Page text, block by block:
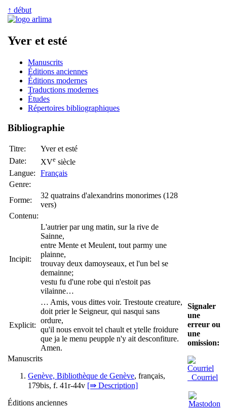
↑ début
Yver et esté
Manuscrits
Éditions anciennes
Éditions modernes
Traductions modernes
Études
Répertoires bibliographiques
Bibliographie
Titre:
Yver et esté
Date:
XVe siècle
Langue:
Français
Genre:
Forme:
32 quatrains d'alexandrins monorimes (128
vers)
Contenu:
Incipit:
L'autrier par ung matin, sur la rive de
Sainne,
entre Mente et Meulent, tout parmy une
plainne,
trouvay deux damoyseaux, et l'un bel se
demainne;
vestu fu d'une robe qui n'estoit pas
vilainne…
Explicit:
… Amis, vous dittes voir. Trestoute creature,
doit prier le Seigneur, qui nasqui sans
ordure,
qu'il nous envoit tel chault et ytelle froidure
que ja le menu peupple n'y ait desconfiture.
Amen.
Manuscrits
Genève, Bibliothèque de Genève, français,
179bis, f. 41r-44v [⇛ Description]
Éditions anciennes
Signaler
une
erreur ou
une
omission:
Courriel